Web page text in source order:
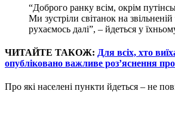
“Доброго ранку всім, окрім
Ми зустріли світанок на звільненій
рухаємось далі”, – йдеться у
ЧИТАЙТЕ ТАКОЖ: Для всіх, хто
опубліковано важливе роз’яснення
Про які населені пункти йдеться – не